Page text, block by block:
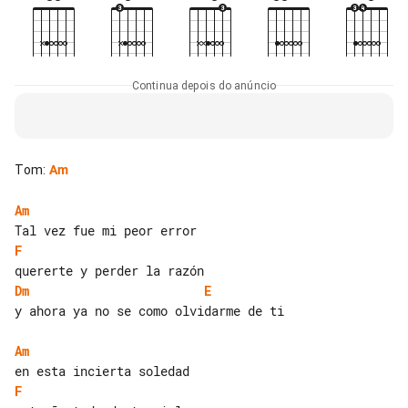
Continua depois do anúncio
Tom: Am
Am
F
Dm
E
y ahora ya no se como olvidarme de ti
Am
F